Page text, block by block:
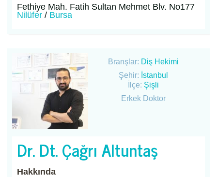
Fethiye Mah. Fatih Sultan Mehmet Blv. No177
Nilüfer / Bursa
Branşlar: Diş Hekimi
Şehir: İstanbul
İlçe: Şişli
Erkek Doktor
Dr. Dt. Çağrı Altuntaş
Hakkında